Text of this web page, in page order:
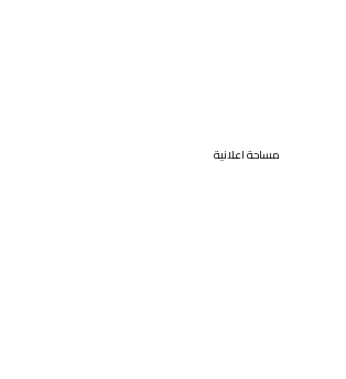
مساحة اعلانية